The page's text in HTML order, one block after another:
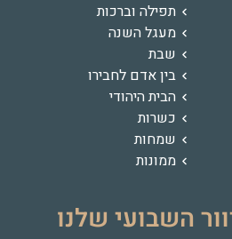
תפילה וברכות
מעגל השנה
שבת
בין אדם לחבירו
הבית היהודי
כשרות
שמחות
ממונות
השבועי שלנו